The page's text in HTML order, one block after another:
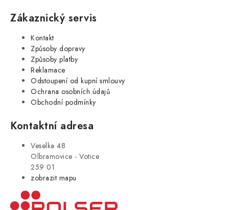
Zákaznický servis
Kontakt
Způsoby dopravy
Způsoby platby
Reklamace
Odstoupení od kupní smlouvy
Ochrana osobních údajů
Obchodní podmínky
Kontaktní adresa
Veselka 48
Olbramovice - Votice
259 01
zobrazit mapu